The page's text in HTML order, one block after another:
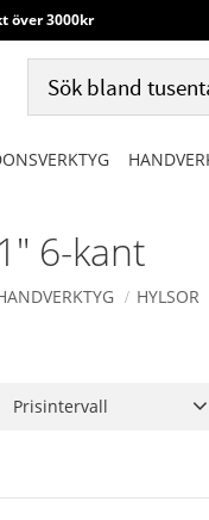
över 3000kr
1" 6-kant
HYLSOR
Prisintervall